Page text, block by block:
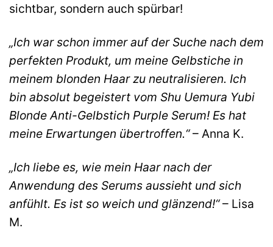
sichtbar, sondern auch spürbar!
„Ich war schon immer auf der Suche nach dem
perfekten Produkt, um meine Gelbstiche in
meinem blonden Haar zu neutralisieren. Ich
bin absolut begeistert vom Shu Uemura Yubi
Blonde Anti-Gelbstich Purple Serum! Es hat
meine Erwartungen übertroffen.“– Anna K.
„Ich liebe es, wie mein Haar nach der
Anwendung des Serums aussieht und sich
anfühlt. Es ist so weich und glänzend!“– Lisa
M.